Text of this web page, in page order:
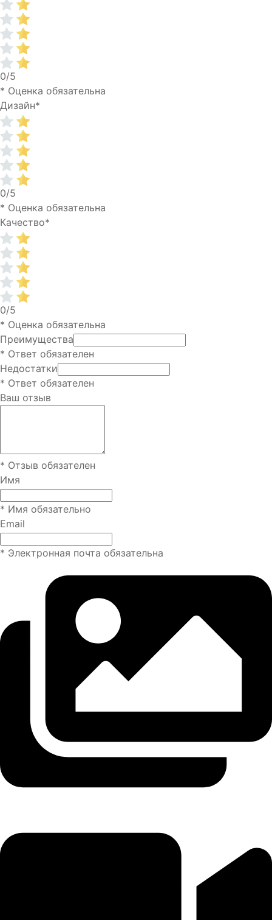
0/5
* Оценка обязательна
Дизайн*
0/5
* Оценка обязательна
Качество*
0/5
* Оценка обязательна
Преимущества
* Ответ обязателен
Недостатки
* Ответ обязателен
Ваш отзыв
* Отзыв обязателен
Имя
* Имя обязательно
Email
* Электронная почта обязательна